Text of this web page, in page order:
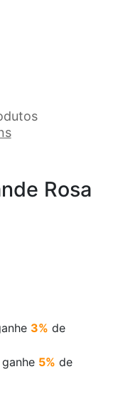
Rosa
3% de
5% de